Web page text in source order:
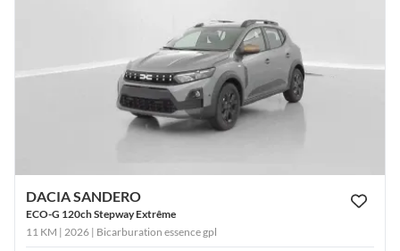
DACIA SANDERO
ECO-G 120ch Stepway Extrême
11 KM | 2026 | Bicarburation essence gpl